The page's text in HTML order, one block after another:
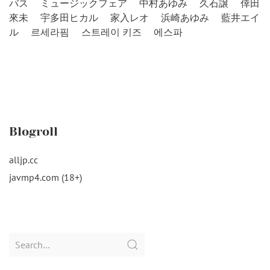
バス ミュージックフェア 中村あゆみ 久石譲
倖田
來未
宇多田ヒカル 家入レオ 浜崎あゆみ
藍井エイ
ル
르세라핌 스트레이 키즈 에스파
Blogroll
alljp.cc
javmp4.com (18+)
Search